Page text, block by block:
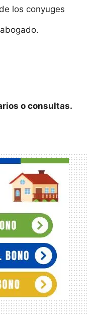
los conyuges
o consultas.